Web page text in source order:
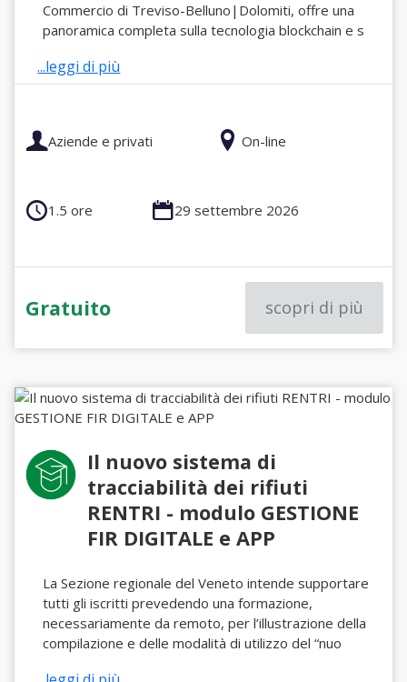
Commercio di Treviso-Belluno|Dolomiti, offre una
panoramica completa sulla tecnologia blockchain e s
...leggi di più
Aziende e privati On-line
1.5 ore 29 settembre 2026
Gratuito scopri di più
Il nuovo sistema di
tracciabilità dei rifiuti
RENTRI - modulo GESTIONE
FIR DIGITALE e APP
La Sezione regionale del Veneto intende supportare
tutti gli iscritti prevedendo una formazione,
necessariamente da remoto, per l’illustrazione della
compilazione e delle modalità di utilizzo del “nuo